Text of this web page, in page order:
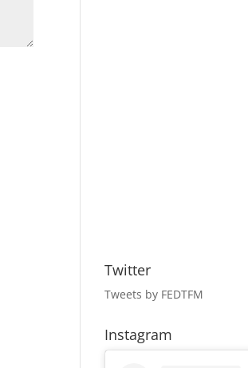
Twitter
Tweets by FEDTFM
Instagram